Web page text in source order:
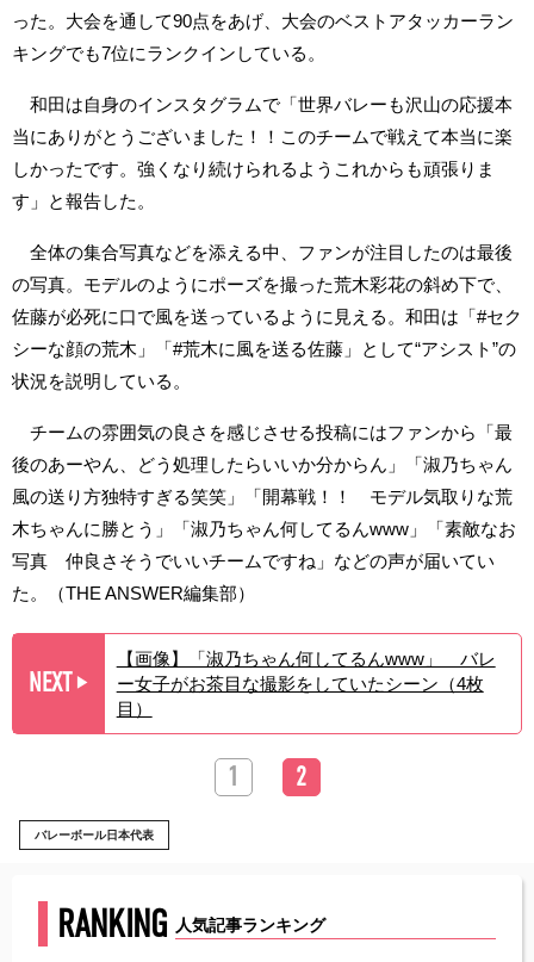
った。大会を通して90点をあげ、大会のベストアタッカーラン
キングでも7位にランクインしている。
和田は自身のインスタグラムで「世界バレーも沢山の応援本
当にありがとうございました！！このチームで戦えて本当に楽
しかったです。強くなり続けられるようこれからも頑張りま
す」と報告した。
全体の集合写真などを添える中、ファンが注目したのは最後
の写真。モデルのようにポーズを撮った荒木彩花の斜め下で、
佐藤が必死に口で風を送っているように見える。和田は「#セク
シーな顔の荒木」「#荒木に風を送る佐藤」として“アシスト”の
状況を説明している。
チームの雰囲気の良さを感じさせる投稿にはファンから「最
後のあーやん、どう処理したらいいか分からん」「淑乃ちゃん
風の送り方独特すぎる笑笑」「開幕戦！！ モデル気取りな荒
木ちゃんに勝とう」「淑乃ちゃん何してるんwww」「素敵なお
写真 仲良さそうでいいチームですね」などの声が届いてい
た。（THE ANSWER編集部）
NEXT ▶︎
【画像】「淑乃ちゃん何してるんwww」 バレ
ー女子がお茶目な撮影をしていたシーン（4枚
目）
1 2
バレーボール日本代表
RANKING 人気記事ランキング